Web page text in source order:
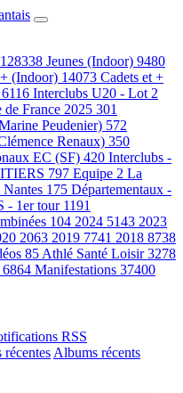
128338 Jeunes (Indoor) 9480
(Indoor) 14073 Cadets et +
6116 Interclubs U20 - Lot 2
de France 2025 301
Peudenier) 572
Renaux) 350
EC (SF) 420 Interclubs -
797 Equipe 2 La
175 Départementaux -
- 1er tour 1191
104 2024 5143 2023
2063 2019 7741 2018 8738
85 Athlé Santé Loisir3278
6864 Manifestations 37400
RSS
récentes Albums récents